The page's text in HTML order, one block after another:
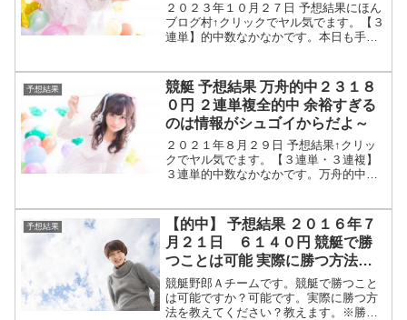
２０２３年１０月２７日 予想結果にほん
ブログ村↑クリックでヤル気でます。【３
連単】的中数なかなかです。本日も手堅
う。【結果】余裕の勝ち逃げです。本日
も油断なくキッチリ勝...
予想結果
競艇 予想結果 万舟的中２３１８
０円 ２連単複全的中 余裕すぎる
のは情報がシュゴイからだよ～
２０２１年８月２９日 予想結果↑クリッ
クでヤル気でます。【３連単・３連複】
３連単的中数なかなかです。万舟的中２
数なかなかです。１７７０円の配当はあ
りがたいですね。本日も...
予想結果
【的中】 予想結果 ２０１６年７
月２１日 ６１４０円 競艇で勝
つことは可能 実際に勝つ方法と
は？
競艇野郎Ａチームです。競艇で勝つこと
は可能ですか？可能です。実際に勝つ方
法を教えてください？教えます。※勝て